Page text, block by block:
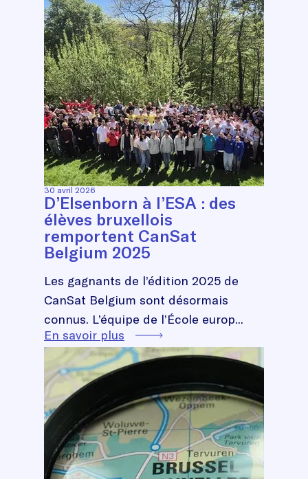
30 avril 2026
D’Elsenborn à l’ESA : des
élèves bruxellois
remportent CanSat
Belgium 2025
Les gagnants de l’édition 2025 de
CanSat Belgium sont désormais
connus. L’équipe de l’École europ...
En savoir plus